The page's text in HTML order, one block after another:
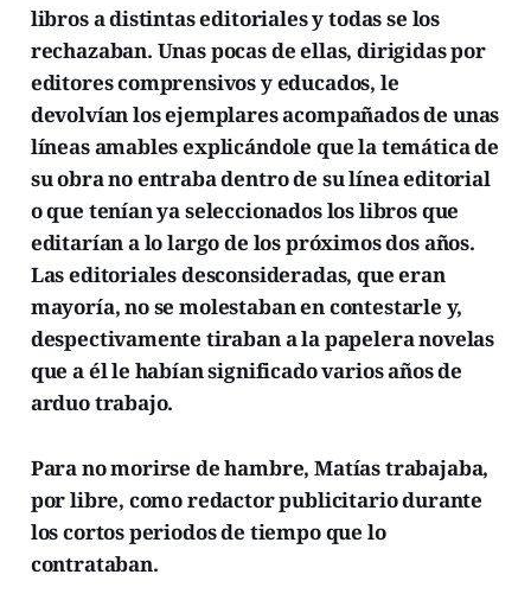
libros a distintas editoriales y todas se los
rechazaban. Unas pocas de ellas, dirigidas por
editores comprensivos y educados, le
devolvían los ejemplares acompañados de unas
líneas amables explicándole que la temática de
su obra no entraba dentro de su línea editorial
o que tenían ya seleccionados los libros que
editarían a lo largo de los próximos dos años.
Las editoriales desconsideradas, que eran
mayoría, no se molestaban en contestarle y,
despectivamente tiraban a la papelera novelas
que a él le habían significado varios años de
arduo trabajo.
Para no morirse de hambre, Matías trabajaba,
por libre, como redactor publicitario durante
los cortos periodos de tiempo que lo
contrataban.